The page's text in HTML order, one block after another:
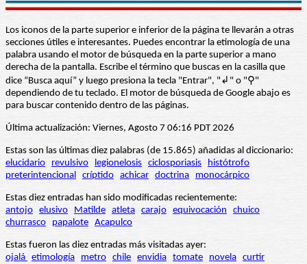
Los iconos de la parte superior e inferior de la página te llevarán a otras
secciones útiles e interesantes. Puedes encontrar la etimología de una
palabra usando el motor de búsqueda en la parte superior a mano
derecha de la pantalla. Escribe el término que buscas en la casilla que
dice “Busca aquí” y luego presiona la tecla "Entrar", "↲" o "⚲"
dependiendo de tu teclado. El motor de búsqueda de Google abajo es
para buscar contenido dentro de las páginas.
Última actualización: Viernes, Agosto 7 06:16 PDT 2026
Estas son las últimas diez palabras (de 15.865) añadidas al diccionario:
elucidario
revulsivo legionelosis ciclosporiasis
histótrofo
preterintencional críptido achicar doctrina monocárpico
Estas diez entradas han sido modificadas recientemente:
antojo elusivo Matilde atleta carajo equivocación
chuico
churrasco
papalote Acapulco
Estas fueron las diez entradas más visitadas ayer:
ojalá etimología metro chile envidia tomate novela curtir